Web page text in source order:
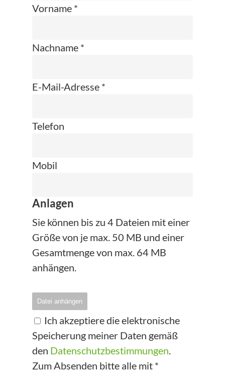
Vorname *
Nachname *
E-Mail-Adresse *
Telefon
Mobil
Anlagen
Sie können bis zu 4 Dateien mit einer
Größe von je max. 50 MB und einer
Gesamtmenge von max. 64 MB
anhängen.
Datei anhängen
Ich akzeptiere die elektronische
Speicherung meiner Daten gemäß
den Datenschutzbestimmungen.
Zum Absenden bitte alle mit *